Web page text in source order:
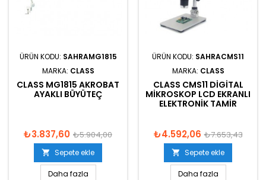
ÜRÜN KODU: SAHRAMG1815
MARKA: CLASS
CLASS MG1815 AKROBAT
AYAKLI BÜYÜTEÇ
₺3.837,60 ₺5.904,00
 Sepete ekle
Daha fazla
ÜRÜN KODU: SAHRACMS11
MARKA: CLASS
CLASS CMS11 DIGITAL
MIKROSKOP LCD EKRANLI
ELEKTRONIK TAMIR
₺4.592,06 ₺7.653,43
 Sepete ekle
Daha fazla